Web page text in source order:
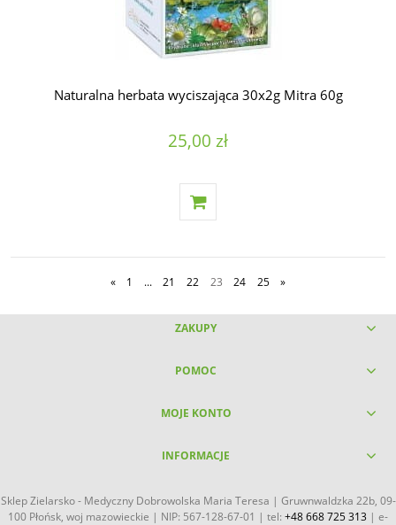
Naturalna herbata wyciszająca 30x2g Mitra 60g
25,00 zł
« 1 ... 21 22 23 24 25 »
ZAKUPY
POMOC
MOJE KONTO
INFORMACJE
Sklep Zielarsko - Medyczny Dobrowolska Maria Teresa | Gruwnwaldzka 22b, 09-
100 Płońsk, woj mazowieckie | NIP: 567-128-67-01 | tel: +48 668 725 313 | e-